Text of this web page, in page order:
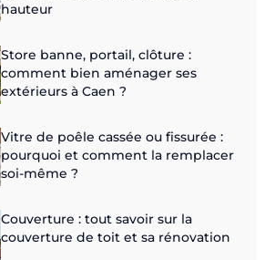
hauteur
Store banne, portail, clôture :
comment bien aménager ses
extérieurs à Caen ?
Vitre de poêle cassée ou fissurée :
pourquoi et comment la remplacer
soi-même ?
Couverture : tout savoir sur la
couverture de toit et sa rénovation